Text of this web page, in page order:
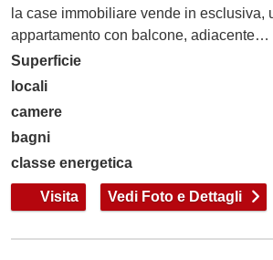
la case immobiliare vende in esclusiva,
appartamento con balcone, adiacente…
Superficie
locali
camere
bagni
classe energetica
Visita Vedi Foto e Dettagli